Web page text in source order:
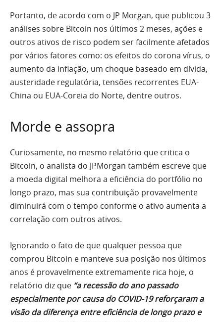
Portanto, de acordo com o JP Morgan, que publicou 3
análises sobre Bitcoin nos últimos 2 meses, ações e
outros ativos de risco podem ser facilmente afetados
por vários fatores como: os efeitos do corona vírus, o
aumento da inflação, um choque baseado em dívida,
austeridade regulatória, tensões recorrentes EUA-
China ou EUA-Coreia do Norte, dentre outros.
Morde e assopra
Curiosamente, no mesmo relatório que critica o
Bitcoin, o analista do JPMorgan também escreve que
a moeda digital melhora a eficiência do portfólio no
longo prazo, mas sua contribuição provavelmente
diminuirá com o tempo conforme o ativo aumenta a
correlação com outros ativos.
Ignorando o fato de que qualquer pessoa que
comprou Bitcoin e manteve sua posição nos últimos
anos é provavelmente extremamente rica hoje, o
relatório diz que “a recessão do ano passado
especialmente por causa do COVID-19 reforçaram a
visão da diferença entre eficiência de longo prazo e